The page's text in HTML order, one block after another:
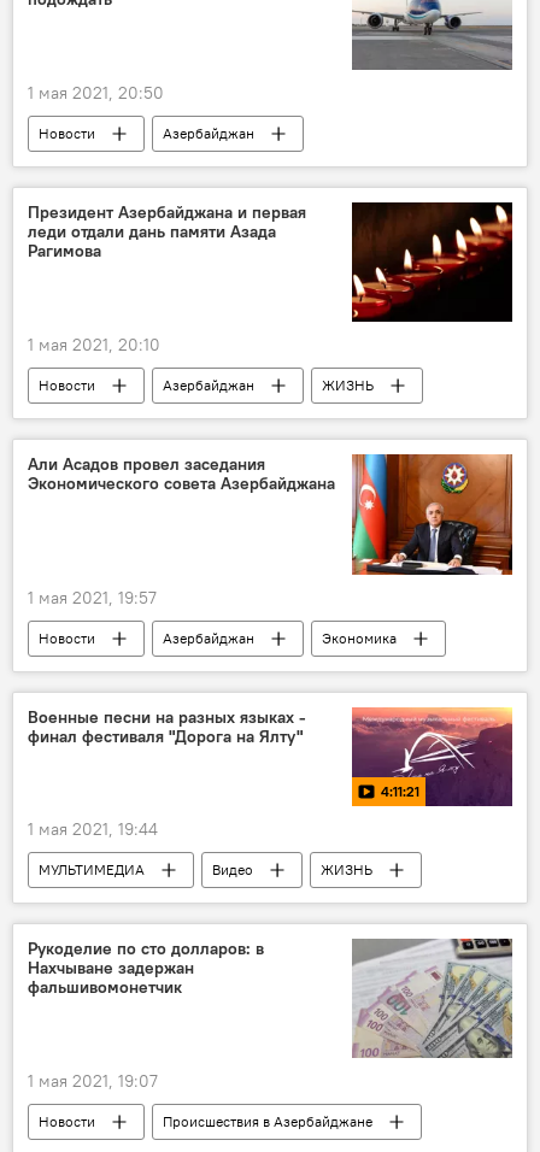
1 мая 2021, 20:50
Новости
Азербайджан
Новости мира
ЖИЗНЬ
Экономика
ЗАО "Азербайджанские Авиалинии" (AZAL)
полеты
Лондон
Президент Азербайджана и первая
леди отдали дань памяти Азада
Рагимова
1 мая 2021, 20:10
Новости Азербайджан
ЖИЗНЬ
Политика
Ильхам Алиев
Первый вице-президент Азербайджана Мехрибан Алиева
память
Али Асадов провел заседания
Экономического совета Азербайджана
1 мая 2021, 19:57
Новости Азербайджан
Экономика
Политика
Али Асадов Совет
Военные песни на разных языках -
финал фестиваля "Дорога на Ялту"
4:11:21
1 мая 2021, 19:44
МУЛЬТИМЕДИА Видео
ЖИЗНЬ
Культура
Новости
Новости мира
Россия
Рукоделие по сто долларов: в
Нахчыване задержан
фальшивомонетчик
1 мая 2021, 19:07
Новости
Происшествия в Азербайджане